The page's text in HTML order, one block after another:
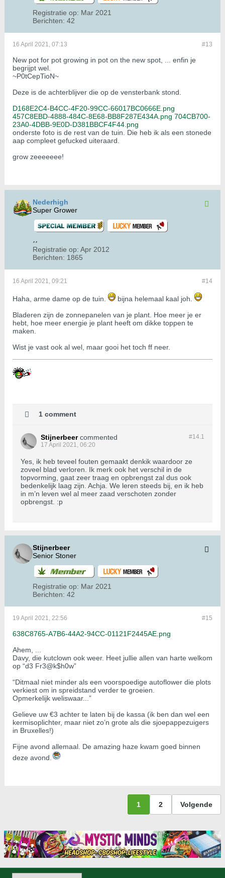
Registratie op: Mar 2021
Berichten: 42
#13
16 April 2021, 07:13
New pot for pot growing in pot on the new spot, ... enfin je
begrijpt wel.
~P0tCepTioN~
Deze is de achterblijver die op de vensterbank stond.
D168E2C4-B4CC-4F20-99CC-66017BC0666E.png
457C8EBD-4888-484C-8E68-BB8F287E434A.png 704CB700-
23A0-4DBB-9E0D-D381BBCF4F44.png
onderste foto is de rest van de tuin. Die heb ik als een stonede
aap compleet gefucked uiteraard.
grow zeeeeeee!
Nederhigh
Super Grower
Registratie op: Apr 2012
Berichten: 1865
#14
16 April 2021, 09:21
Haha, arme dame op de tuin.
bijna helemaal kaal joh.
Bladeren zijn de zonnepanelen van je plant. Hoe meer je er
hebt, hoe meer energie je plant heeft om dikke toppen te
maken.
Wist je vast ook al wel, maar gooi het toch ff neer.
1 comment
#14.1
Stijnerbeer commented
17 April 2021, 06:20
Yes, ik heb teveel fouten gemaakt denkik waardoor ze
zoveel blad verloren. Ik merk ook het verschil in de
topvorming, gaat zeer traag en opbrengst zal dus ook
bedenkelijk laag zijn. Achja. We leren steeds bij, en ik heb
in m’n leven wel al meer zaad verschoten zonder
opbrengst. :p
Stijnerbeer
Senior Stoner
Registratie op: Mar 2021
Berichten: 42
#15
19 April 2021, 22:56
638C8765-A7B6-44A2-94CC-01121F2445AE.png
Ahem, ...
Davy, die kutclown ook weer. Heet jullie allen van harte welkom
op “d3 Fr3@k$h0w”
“Ditmaal niet minder als een voorspoedige autoflower die plots
verkiest om in spreidstand verder te groeien.
Opmerkelijk weliswaar...”
Gelieve uw €3 achter te laten bij de kassa (ik ben dan wel een
kermisoplichter, maar niet zo’n grote als die sjoepappezuigers
in Bruxelles!)
Fijne avond allemaal. De amazing haze kwam goed binnen
deze avond.
1 2 Volgende